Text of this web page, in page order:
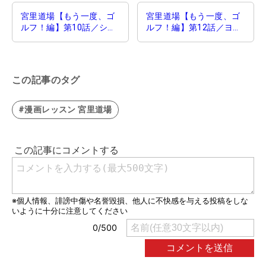
宮里道場【もう一度、ゴ
ルフ！編】第10話／シン
宮里道場【もう一度、ゴ
ルフ！編】第12話／ヨー
この記事のタグ
#漫画レッスン 宮里道場